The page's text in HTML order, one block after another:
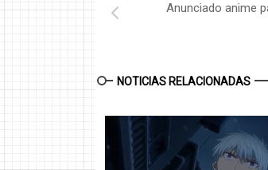
Anunciado anime
NOTICIAS RELACIONADAS